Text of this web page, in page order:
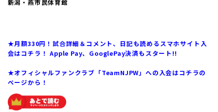
新潟・燕市民体育館
★月額330円！試合詳細＆コメント、日記も読めるスマホサイト入
会はコチラ！ Apple Pay、GooglePay決済もスタート!!
★オフィシャルファンクラブ「TeamNJPW」への入会はコチラの
ページから！